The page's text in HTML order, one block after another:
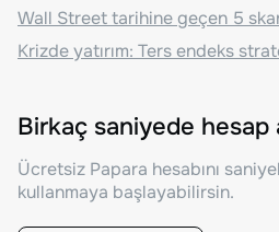
Wall Street tarihine geçen 5
Krizde yatırım: Ters endeks
Birkaç saniyede hesap
Ücretsiz Papara hesabını
kullanmaya başlayabilirsin.